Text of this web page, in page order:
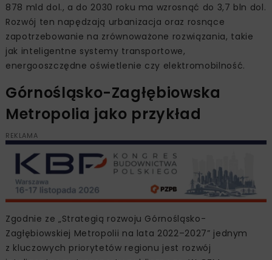
878 mld dol., a do 2030 roku ma wzrosnąć do 3,7 bln dol.
Rozwój ten napędzają urbanizacja oraz rosnące
zapotrzebowanie na zrównoważone rozwiązania, takie
jak inteligentne systemy transportowe,
energooszczędne oświetlenie czy elektromobilność.
Górnośląsko-Zagłębiowska
Metropolia jako przykład
REKLAMA
Zgodnie ze „Strategią rozwoju Górnośląsko-
Zagłębiowskiej Metropolii na lata 2022–2027” jednym
z kluczowych priorytetów regionu jest rozwój